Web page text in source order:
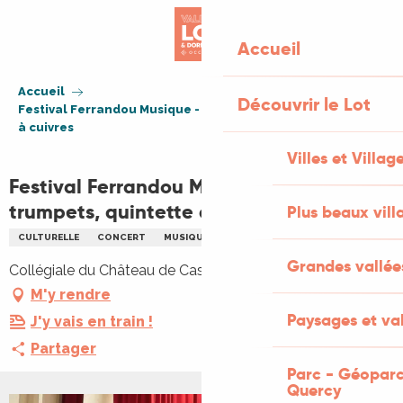
Accueil
Découvrir le Lot
Villes et
Plus beaux
Grandes
Paysages et
Parc -
Quercy
Accueil
Festival Ferrandou Musique - Five by 5 trumpets, quintette
à cuivres
Festival Ferrandou Musique - Five by 5
trumpets, quintette à cuivres
CULTURELLE CONCERT MUSIQUE CLASSIQUE
Collégiale du Château de Castelnau, 46130 Prudhomat
M'y rendre
J'y vais en train !
Partager